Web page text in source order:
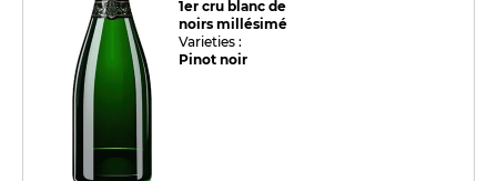
1er cru blanc de
noirs millésimé
Varieties :
Pinot noir